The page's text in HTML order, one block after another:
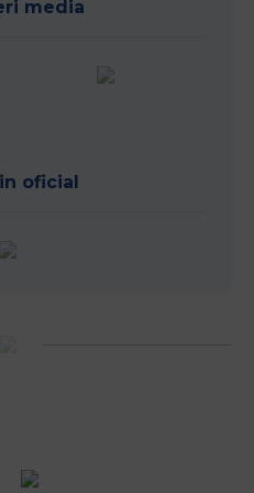
media
oficial